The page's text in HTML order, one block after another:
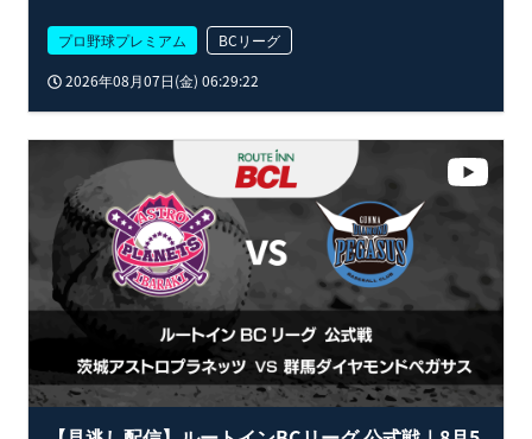
プロ野球プレミアム
BCリーグ
2026年08月07日(金) 06:29:22